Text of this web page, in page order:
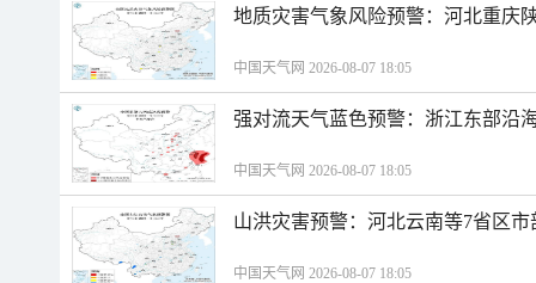
地质灾害气象风险预警：河北重庆
中国天气网 2026-08-07 18:05
强对流天气蓝色预警：浙江东部沿
中国天气网 2026-08-07 18:05
山洪灾害预警：河北云南等7省区
中国天气网 2026-08-07 18:05